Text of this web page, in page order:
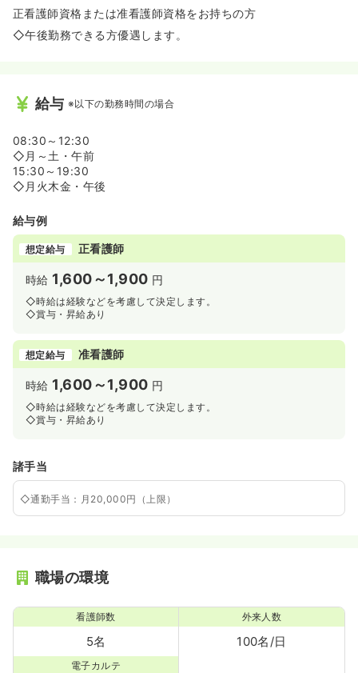
正看護師資格または准看護師資格をお持ちの方
◇午後勤務できる方優遇します。
給与 ※以下の勤務時間の場合
08:30～12:30
◇月～土・午前
15:30～19:30
◇月火木金・午後
給与例
想定給与 正看護師
時給 1,600～1,900 円
◇時給は経験などを考慮して決定します。
◇賞与・昇給あり
想定給与 准看護師
時給 1,600～1,900 円
◇時給は経験などを考慮して決定します。
◇賞与・昇給あり
諸手当
◇通勤手当：月20,000円（上限）
職場の環境
看護師数
5名
外来人数
100名/日
電子カルテ